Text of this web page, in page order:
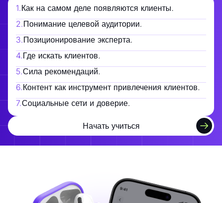
1.Как на самом деле появляются клиенты.
2.Понимание целевой аудитории.
3.Позиционирование эксперта.
4.Где искать клиентов.
5.Сила рекомендаций.
6.Контент как инструмент привлечения клиентов.
7.Социальные сети и доверие.
Начать учиться